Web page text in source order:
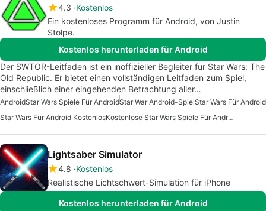
4.3 Kostenlos
Ein kostenloses Programm für Android, von Justin
Stolpe.
Kostenlos herunterladen für Android
Der SWTOR-Leitfaden ist ein inoffizieller Begleiter für Star Wars: The
Old Republic. Er bietet einen vollständigen Leitfaden zum Spiel,
einschließlich einer eingehenden Betrachtung aller…
AndroidStar Wars Spiele Für AndroidStar War Android-SpielStar Wars Für Android
Star Wars Für Android Kostenlos
Kostenlose Star Wars Spiele Für Android
Lightsaber Simulator
4.8 Kostenlos
Realistische Lichtschwert-Simulation für iPhone
Kostenlos herunterladen für Android